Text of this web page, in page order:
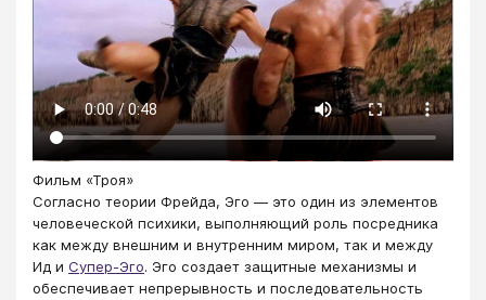
Фильм «Троя»
Согласно теории Фрейда, Эго — это один из элементов
человеческой психики, выполняющий роль посредника
как между внешним и внутренним миром, так и между
Ид и Супер-Эго. Эго создает защитные механизмы и
обеспечивает непрерывность и последовательность